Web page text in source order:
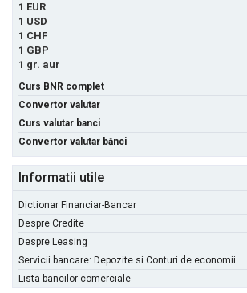
1 EUR
1 USD
1 CHF
1 GBP
1 gr. aur
Curs BNR complet
Convertor valutar
Curs valutar banci
Convertor valutar bănci
Informatii utile
Dictionar Financiar-Bancar
Despre Credite
Despre Leasing
Servicii bancare: Depozite si Conturi de economii
Lista bancilor comerciale